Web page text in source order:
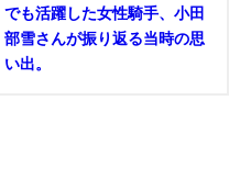
でも活躍した女性騎手、小田
部雪さんが振り返る当時の思
い出。